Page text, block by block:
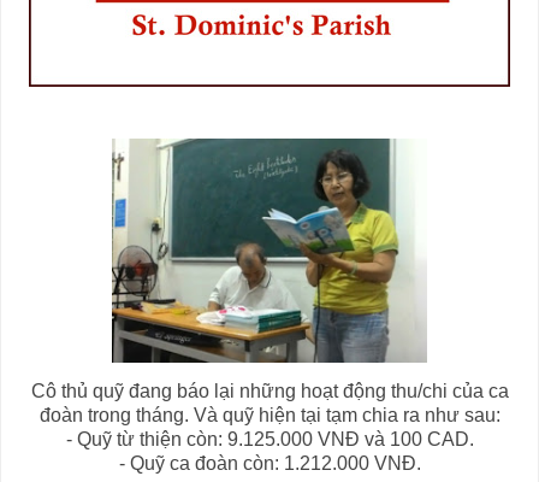
Cô thủ quỹ đang báo lại những hoạt động thu/chi của ca
đoàn trong tháng. Và quỹ hiện tại tạm chia ra như sau:
- Quỹ từ thiện còn: 9.125.000 VNĐ và 100 CAD.
- Quỹ ca đoàn còn: 1.212.000 VNĐ.